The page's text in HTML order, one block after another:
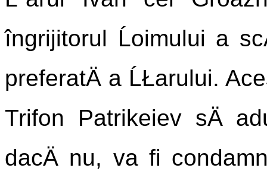
îngrijitorul Ĺoimului a
preferatÄ a ĹŁarului.
Trifon Patrikeiev sÄ
dacÄ nu, va fi